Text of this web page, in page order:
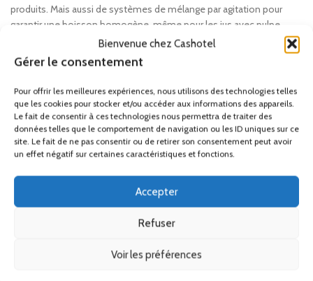
Bienvenue chez Cashotel
Gérer le consentement
Pour offrir les meilleures expériences, nous utilisons des technologies telles
que les cookies pour stocker et/ou accéder aux informations des appareils.
Le fait de consentir à ces technologies nous permettra de traiter des
données telles que le comportement de navigation ou les ID uniques sur ce
site. Le fait de ne pas consentir ou de retirer son consentement peut avoir
un effet négatif sur certaines caractéristiques et fonctions.
Accepter
Refuser
Voir les préférences
produits. Mais aussi de systèmes de mélange par agitation pour
garantir une boisson homogène, même pour les jus avec pulpe.
distributeur de boissons réfrigéréchez un spécialiste
B2B, c'est l'assurance d'un matériel professionnel. Nos distributeurs
sont dotés d'un groupe frigorifique puissant capable de supporter
des ouvertures fréquentes en salle.
Hygiène, sécurité et entretien facilité
Le secteur CHR impose des normes d'hygiène strictes. Chaque
proposons est conçu pour un nettoyage rapide : cuves amovibles,
robinets anti-gouttes démontables et bacs de récupération en acier
distributeur de boissons réfrigérérestera performant saison après
résidences de vacances.